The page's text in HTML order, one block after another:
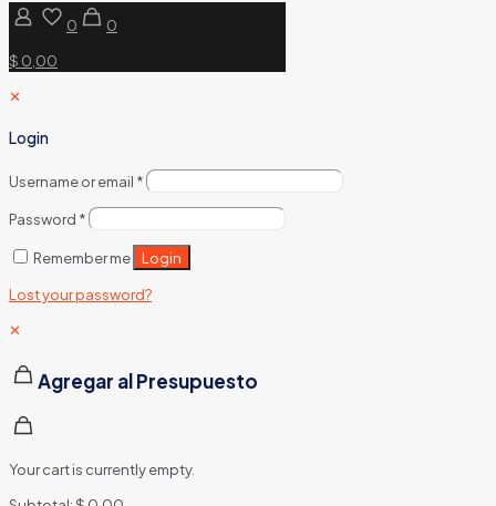
0
0
$ 0,00
✕
Login
Username or email *
Password *
Remember me Login
Lost your password?
✕
Agregar al Presupuesto
Your cart is currently empty.